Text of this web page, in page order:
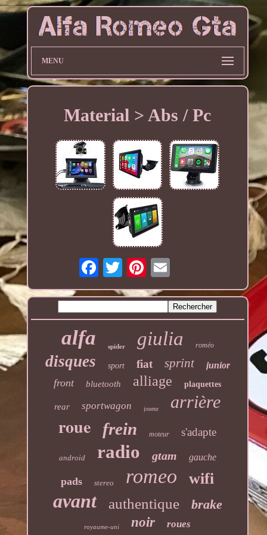
MENU
Material > Abs / Pc
alfa spider giulia roméo
disques sport fiat sprint junior
front bluetooth alliage plaquettes
rear sportwagon joueur arrière
roue frein moteur s'adapte
android radio gtam gauche
pads stereo romeo wifi
avant authentique brake
royaume-uni noir roues